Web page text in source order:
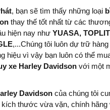
, bạn sẽ tìm thấy những loại
thay thế tốt nhất từ ​​các
hiện nay như YUASA,
,...Chúng tôi luôn dự trữ
hiệu vì vậy bạn luôn có thể
xe Harley Davidson với một
Davidson của chúng tôi
thước vừa vặn, chính hãng